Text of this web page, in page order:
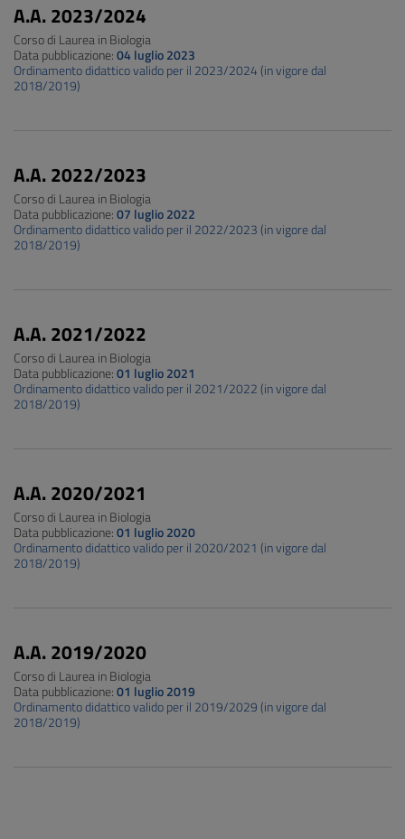
A.A. 2023/2024
Corso di Laurea in Biologia
Data pubblicazione:04 luglio 2023
Ordinamento didattico valido per il 2023/2024 (in vigore dal
2018/2019)
A.A. 2022/2023
Corso di Laurea in Biologia
Data pubblicazione:07 luglio 2022
Ordinamento didattico valido per il 2022/2023 (in vigore dal
2018/2019)
A.A. 2021/2022
Corso di Laurea in Biologia
Data pubblicazione:01 luglio 2021
Ordinamento didattico valido per il 2021/2022 (in vigore dal
2018/2019)
A.A. 2020/2021
Corso di Laurea in Biologia
Data pubblicazione:01 luglio 2020
Ordinamento didattico valido per il 2020/2021 (in vigore dal
2018/2019)
A.A. 2019/2020
Corso di Laurea in Biologia
Data pubblicazione:01 luglio 2019
Ordinamento didattico valido per il 2019/2029 (in vigore dal
2018/2019)